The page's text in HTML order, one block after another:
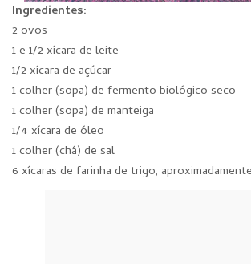
Ingredientes:
2 ovos
1 e 1/2 xícara de leite
1/2 xícara de açúcar
1 colher (sopa) de fermento biológico seco
1 colher (sopa) de manteiga
1/4 xícara de óleo
1 colher (chá) de sal
6 xícaras de farinha de trigo, aproximadamente